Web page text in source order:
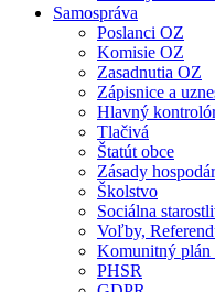
Samospráva
Poslanci OZ
Komisie OZ
Zasadnutia OZ
Zápisnice a
Hlavný
Tlačivá
Štatút obce
Zásady
Školstvo
Sociálna
Voľby,
Komunitný plán
PHSR